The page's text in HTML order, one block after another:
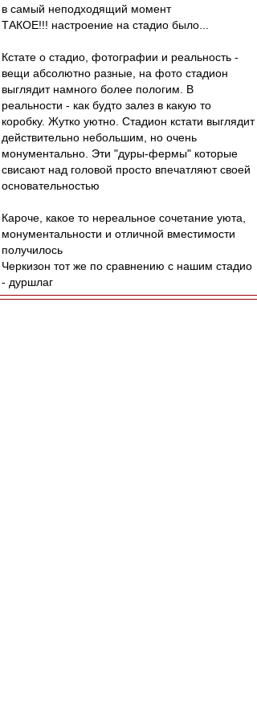
в самый неподходящий момент
ТАКОЕ!!! настроение на стадио было...
Кстате о стадио, фотографии и реальность -
вещи абсолютно разные, на фото стадион
выглядит намного более пологим. В
реальности - как будто залез в какую то
коробку. Жутко уютно. Стадион кстати выглядит
действительно небольшим, но очень
монументально. Эти "дуры-фермы" которые
свисают над головой просто впечатляют своей
основательностью
Кароче, какое то нереальное сочетание уюта,
монументальности и отличной вместимости
получилось
Черкизон тот же по сравнению с нашим стадио
- дуршлаг